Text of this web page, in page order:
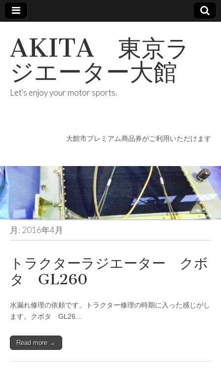
AKITA 東京ラ
ジエーター大館
Let's enjoy your motor sports.
大館市プレミアム商品券がご利用いただけます
月: 2016年4月
トラクターラジエーター クボ
タ GL260
水漏れ修理の依頼です。トラクター修理の時期に入った感じがし
ます。クボタ GL26…
Read more →